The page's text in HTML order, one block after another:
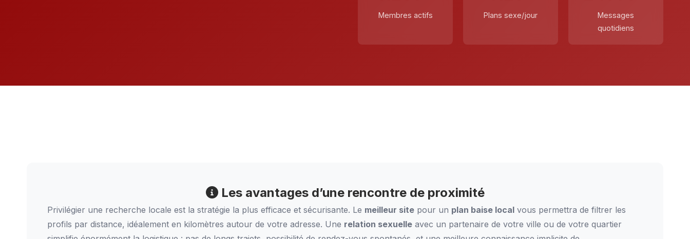
Membres actifs Plans sexe/jour
Messages
quotidiens
Les avantages d’une rencontre de proximité
Privilégier une recherche locale est la stratégie la plus efficace et sécurisante. Le meilleur site pour un plan baise local vous permettra de filtrer les
profils par distance, idéalement en kilomètres autour de votre adresse. Une relation sexuelle avec un partenaire de votre ville ou de votre quartier